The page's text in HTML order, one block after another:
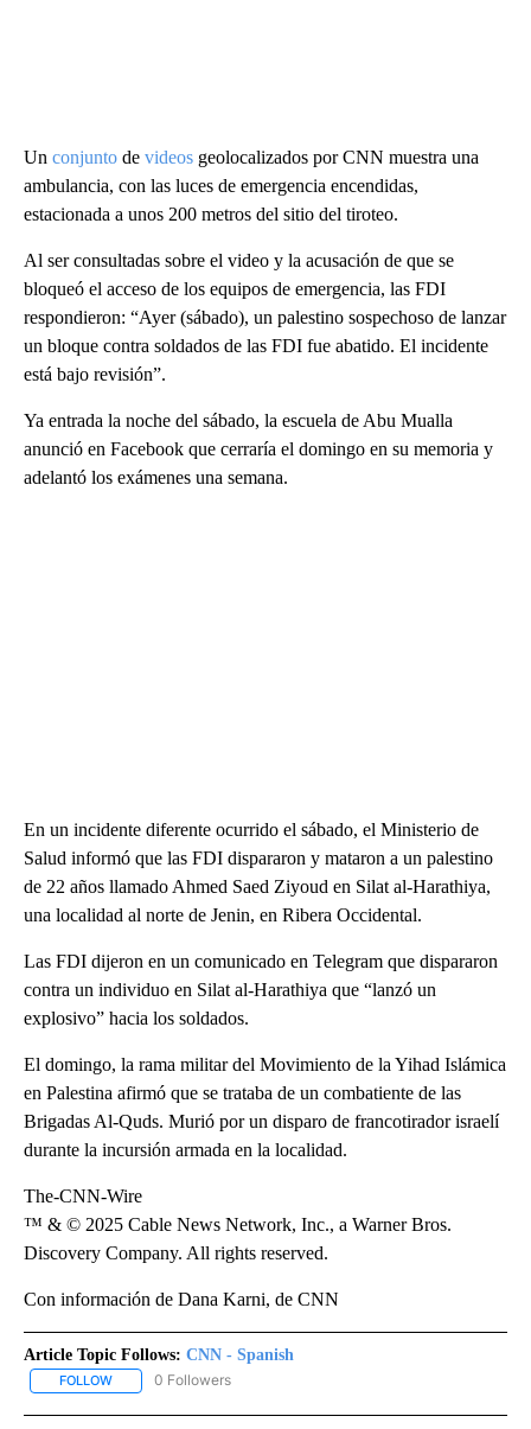
Un conjunto de videos geolocalizados por CNN muestra una
ambulancia, con las luces de emergencia encendidas,
estacionada a unos 200 metros del sitio del tiroteo.
Al ser consultadas sobre el video y la acusación de que se
bloqueó el acceso de los equipos de emergencia, las FDI
respondieron: “Ayer (sábado), un palestino sospechoso de lanzar
un bloque contra soldados de las FDI fue abatido. El incidente
está bajo revisión”.
Ya entrada la noche del sábado, la escuela de Abu Mualla
anunció en Facebook que cerraría el domingo en su memoria y
adelantó los exámenes una semana.
En un incidente diferente ocurrido el sábado, el Ministerio de
Salud informó que las FDI dispararon y mataron a un palestino
de 22 años llamado Ahmed Saed Ziyoud en Silat al-Harathiya,
una localidad al norte de Jenin, en Ribera Occidental.
Las FDI dijeron en un comunicado en Telegram que dispararon
contra un individuo en Silat al-Harathiya que “lanzó un
explosivo” hacia los soldados.
El domingo, la rama militar del Movimiento de la Yihad Islámica
en Palestina afirmó que se trataba de un combatiente de las
Brigadas Al-Quds. Murió por un disparo de francotirador israelí
durante la incursión armada en la localidad.
The-CNN-Wire
™ & © 2025 Cable News Network, Inc., a Warner Bros.
Discovery Company. All rights reserved.
Con información de Dana Karni, de CNN
Article Topic Follows: CNN - Spanish
FOLLOW FOLLOW "CNN - SPANISH" TO RECEIVE NOTIFICATIONS ABOUT
0 Followers